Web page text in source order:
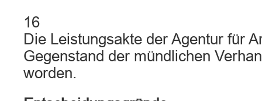
16
Die Leistungsakte der Agentur für
Gegenstand der mündlichen
worden.